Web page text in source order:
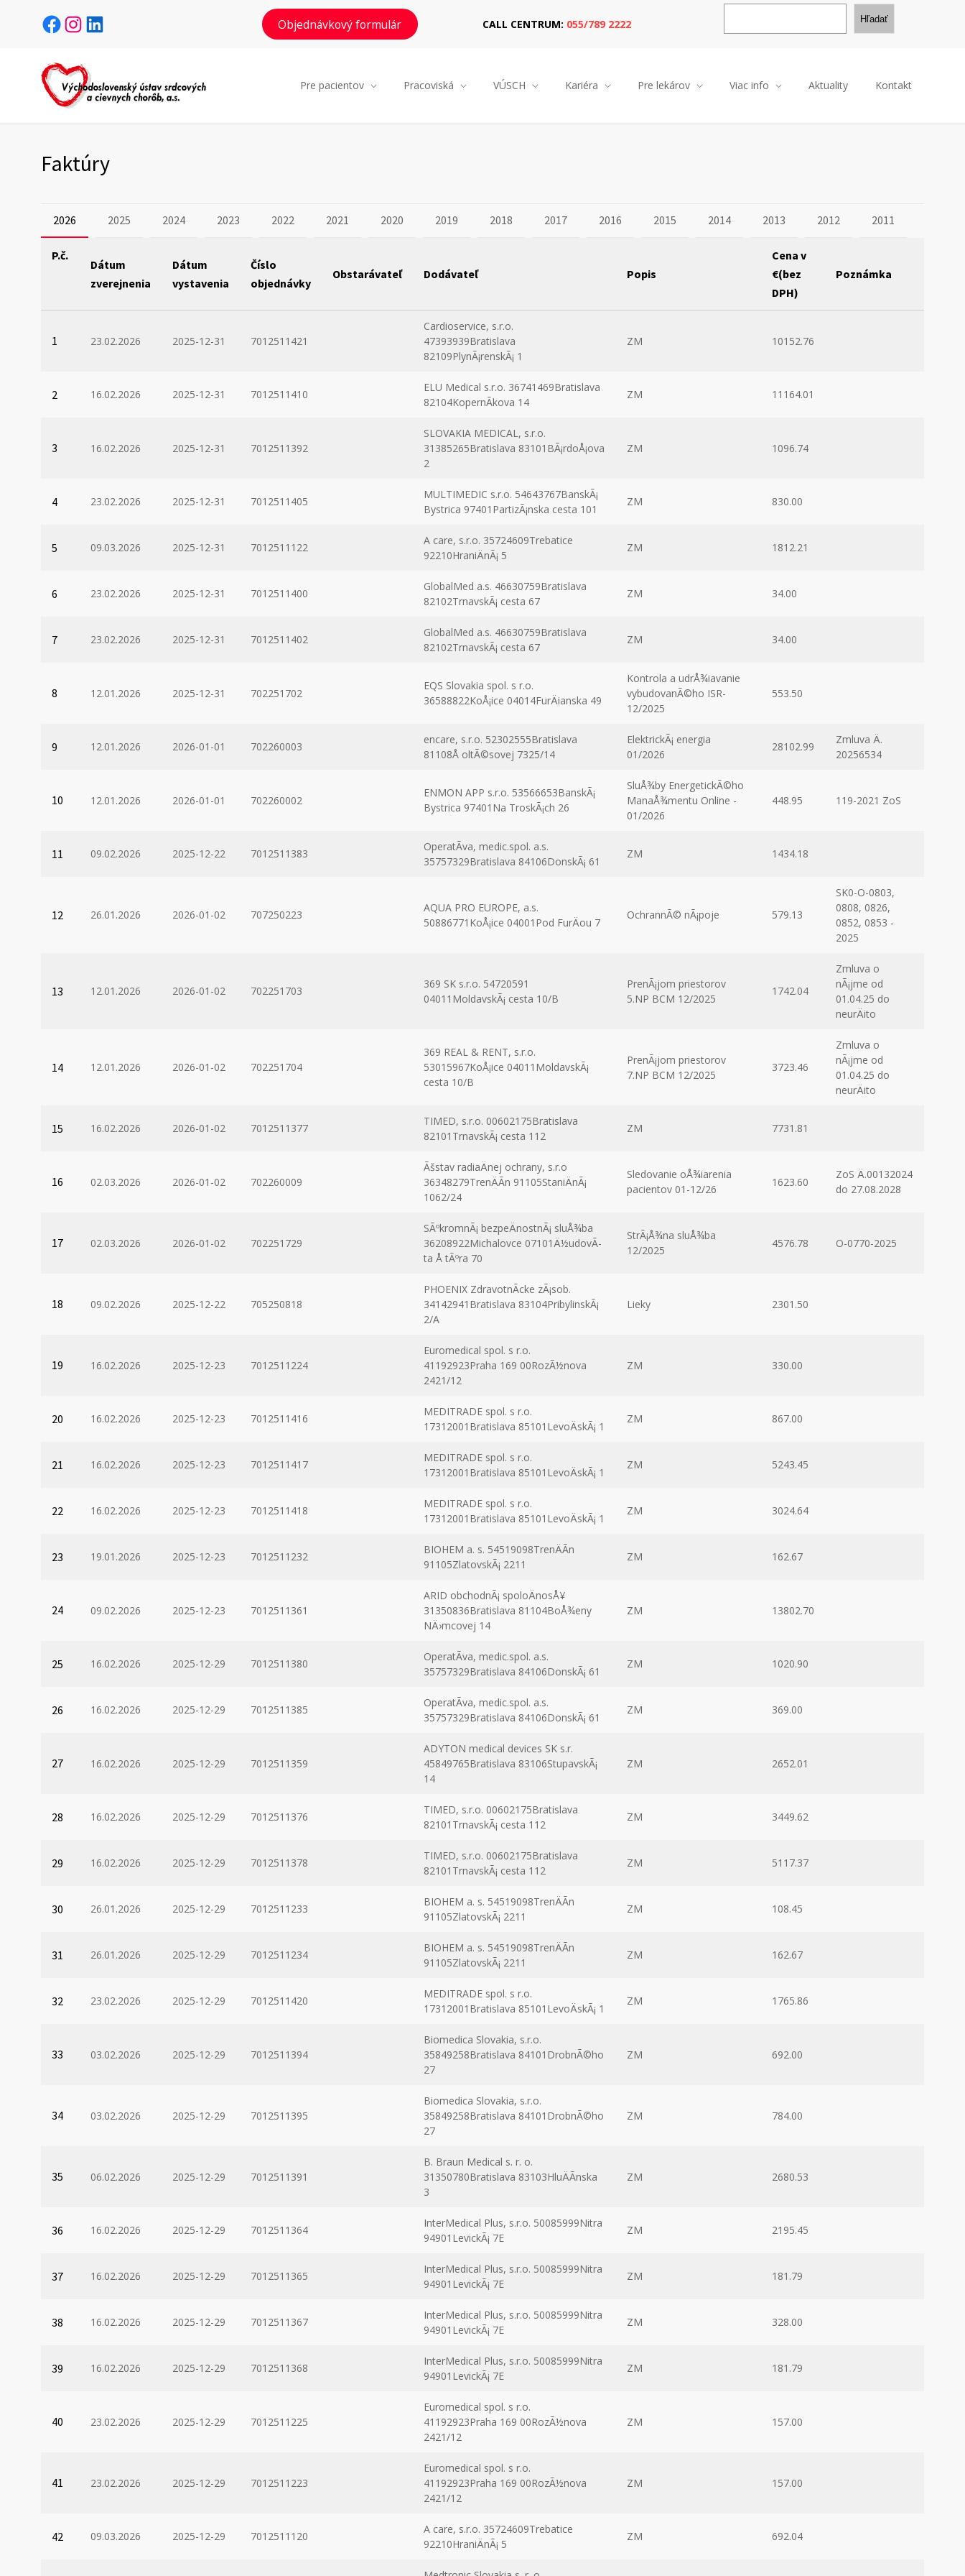
Facebook Instagram LinkedIn Objednávkový formulár CALL CENTRUM: 055/789 2222
H
d
Hľadať
Pre pacientov Pracoviská VÚSCH Kariéra Pre lekárov Viac info Aktuality Kontakt
Faktúry
2026 2025 2024 2023 2022 2021 2020 2019 2018 2017 2016 2015 2014 2013 2012 2011
P.č.
Dátum
zverejnenia
Dátum
vystavenia
Číslo
objednávky
Obstarávateľ Dodávateľ Popis
Cena v
€(bez
DPH)
Poznámka
1 23.02.2026 2025-12-31 7012511421
Cardioservice, s.r.o.
47393939Bratislava
82109PlynÃ¡renskÃ¡ 1
ZM 10152.76
2 16.02.2026 2025-12-31 7012511410
ELU Medical s.r.o. 36741469Bratislava
82104KopernÃ­kova 14
ZM 11164.01
3 16.02.2026 2025-12-31 7012511392
SLOVAKIA MEDICAL, s.r.o.
31385265Bratislava 83101BÃ¡rdoÅ¡ova
2
ZM 1096.74
4 23.02.2026 2025-12-31 7012511405
MULTIMEDIC s.r.o. 54643767BanskÃ¡
Bystrica 97401PartizÃ¡nska cesta 101
ZM 830.00
5 09.03.2026 2025-12-31 7012511122
A care, s.r.o. 35724609Trebatice
92210HraniÄnÃ¡ 5
ZM 1812.21
6 23.02.2026 2025-12-31 7012511400
GlobalMed a.s. 46630759Bratislava
82102TrnavskÃ¡ cesta 67
ZM 34.00
7 23.02.2026 2025-12-31 7012511402
GlobalMed a.s. 46630759Bratislava
82102TrnavskÃ¡ cesta 67
ZM 34.00
8 12.01.2026 2025-12-31 702251702
EQS Slovakia spol. s r.o.
36588822KoÅ¡ice 04014FurÄianska 49
Kontrola a udrÅ¾iavanie
vybudovanÃ©ho ISR-
12/2025
553.50
9 12.01.2026 2026-01-01 702260003
encare, s.r.o. 52302555Bratislava
81108Å oltÃ©sovej 7325/14
ElektrickÃ¡ energia
01/2026
28102.99
Zmluva Ä.
20256534
10 12.01.2026 2026-01-01 702260002
ENMON APP s.r.o. 53566653BanskÃ¡
Bystrica 97401Na TroskÃ¡ch 26
SluÅ¾by EnergetickÃ©ho
ManaÅ¾mentu Online -
01/2026
448.95 119-2021 ZoS
11 09.02.2026 2025-12-22 7012511383
OperatÃ­va, medic.spol. a.s.
35757329Bratislava 84106DonskÃ¡ 61
ZM 1434.18
12 26.01.2026 2026-01-02 707250223
AQUA PRO EUROPE, a.s.
50886771KoÅ¡ice 04001Pod FurÄou 7
OchrannÃ© nÃ¡poje 579.13
SK0-O-0803,
0808, 0826,
0852, 0853 -
2025
13 12.01.2026 2026-01-02 702251703
369 SK s.r.o. 54720591
04011MoldavskÃ¡ cesta 10/B
PrenÃ¡jom priestorov
5.NP BCM 12/2025
1742.04
Zmluva o
nÃ¡jme od
01.04.25 do
neurÄito
14 12.01.2026 2026-01-02 702251704
369 REAL & RENT, s.r.o.
53015967KoÅ¡ice 04011MoldavskÃ¡
cesta 10/B
PrenÃ¡jom priestorov
7.NP BCM 12/2025
3723.46
Zmluva o
nÃ¡jme od
01.04.25 do
neurÄito
15 16.02.2026 2026-01-02 7012511377
TIMED, s.r.o. 00602175Bratislava
82101TrnavskÃ¡ cesta 112
ZM 7731.81
16 02.03.2026 2026-01-02 702260009
Ãšstav radiaÄnej ochrany, s.r.o
36348279TrenÄÃ­n 91105StaniÄnÃ¡
1062/24
Sledovanie oÅ¾iarenia
pacientov 01-12/26
1623.60
ZoS Ä.00132024
do 27.08.2028
17 02.03.2026 2026-01-02 702251729
SÃºkromnÃ¡ bezpeÄnostnÃ¡ sluÅ¾ba
36208922Michalovce 07101Ä½udovÃ­
ta Å tÃºra 70
StrÃ¡Å¾na sluÅ¾ba
12/2025
4576.78 O-0770-2025
18 09.02.2026 2025-12-22 705250818
PHOENIX ZdravotnÃ­cke zÃ¡sob.
34142941Bratislava 83104PribylinskÃ¡
2/A
Lieky 2301.50
19 16.02.2026 2025-12-23 7012511224
Euromedical spol. s r.o.
41192923Praha 169 00RozÃ½nova
2421/12
ZM 330.00
20 16.02.2026 2025-12-23 7012511416
MEDITRADE spol. s r.o.
17312001Bratislava 85101LevoÄskÃ¡ 1
ZM 867.00
21 16.02.2026 2025-12-23 7012511417
MEDITRADE spol. s r.o.
17312001Bratislava 85101LevoÄskÃ¡ 1
ZM 5243.45
22 16.02.2026 2025-12-23 7012511418
MEDITRADE spol. s r.o.
17312001Bratislava 85101LevoÄskÃ¡ 1
ZM 3024.64
23 19.01.2026 2025-12-23 7012511232
BIOHEM a. s. 54519098TrenÄÃ­n
91105ZlatovskÃ¡ 2211
ZM 162.67
24 09.02.2026 2025-12-23 7012511361
ARID obchodnÃ¡ spoloÄnosÅ¥
31350836Bratislava 81104BoÅ¾eny
NÄ›mcovej 14
ZM 13802.70
25 16.02.2026 2025-12-29 7012511380
OperatÃ­va, medic.spol. a.s.
35757329Bratislava 84106DonskÃ¡ 61
ZM 1020.90
26 16.02.2026 2025-12-29 7012511385
OperatÃ­va, medic.spol. a.s.
35757329Bratislava 84106DonskÃ¡ 61
ZM 369.00
27 16.02.2026 2025-12-29 7012511359
ADYTON medical devices SK s.r.
45849765Bratislava 83106StupavskÃ¡
14
ZM 2652.01
28 16.02.2026 2025-12-29 7012511376
TIMED, s.r.o. 00602175Bratislava
82101TrnavskÃ¡ cesta 112
ZM 3449.62
29 16.02.2026 2025-12-29 7012511378
TIMED, s.r.o. 00602175Bratislava
82101TrnavskÃ¡ cesta 112
ZM 5117.37
30 26.01.2026 2025-12-29 7012511233
BIOHEM a. s. 54519098TrenÄÃ­n
91105ZlatovskÃ¡ 2211
ZM 108.45
31 26.01.2026 2025-12-29 7012511234
BIOHEM a. s. 54519098TrenÄÃ­n
91105ZlatovskÃ¡ 2211
ZM 162.67
32 23.02.2026 2025-12-29 7012511420
MEDITRADE spol. s r.o.
17312001Bratislava 85101LevoÄskÃ¡ 1
ZM 1765.86
33 03.02.2026 2025-12-29 7012511394
Biomedica Slovakia, s.r.o.
35849258Bratislava 84101DrobnÃ©ho
27
ZM 692.00
34 03.02.2026 2025-12-29 7012511395
Biomedica Slovakia, s.r.o.
35849258Bratislava 84101DrobnÃ©ho
27
ZM 784.00
35 06.02.2026 2025-12-29 7012511391
B. Braun Medical s. r. o.
31350780Bratislava 83103HluÄÃ­nska
3
ZM 2680.53
36 16.02.2026 2025-12-29 7012511364
InterMedical Plus, s.r.o. 50085999Nitra
94901LevickÃ¡ 7E
ZM 2195.45
37 16.02.2026 2025-12-29 7012511365
InterMedical Plus, s.r.o. 50085999Nitra
94901LevickÃ¡ 7E
ZM 181.79
38 16.02.2026 2025-12-29 7012511367
InterMedical Plus, s.r.o. 50085999Nitra
94901LevickÃ¡ 7E
ZM 328.00
39 16.02.2026 2025-12-29 7012511368
InterMedical Plus, s.r.o. 50085999Nitra
94901LevickÃ¡ 7E
ZM 181.79
40 23.02.2026 2025-12-29 7012511225
Euromedical spol. s r.o.
41192923Praha 169 00RozÃ½nova
2421/12
ZM 157.00
41 23.02.2026 2025-12-29 7012511223
Euromedical spol. s r.o.
41192923Praha 169 00RozÃ½nova
2421/12
ZM 157.00
42 09.03.2026 2025-12-29 7012511120
A care, s.r.o. 35724609Trebatice
92210HraniÄnÃ¡ 5
ZM 692.04